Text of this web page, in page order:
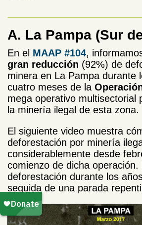
A. La Pampa (Sur
En el MAAP #104,
gran reducción (92%) de
minera en La Pampa durante
cuatro meses de la
mega operativo multisectorial
la minería ilegal de esta zona.
El siguiente video muestra
deforestación por minería
considerablemente desde
comienzo de dicha operación.
deforestación durante los
seguida de una parada